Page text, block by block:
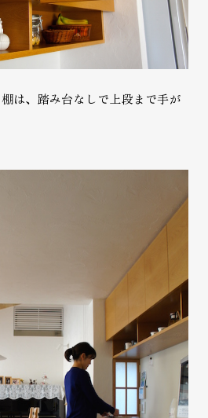
は、踏み台なしで上段まで手が